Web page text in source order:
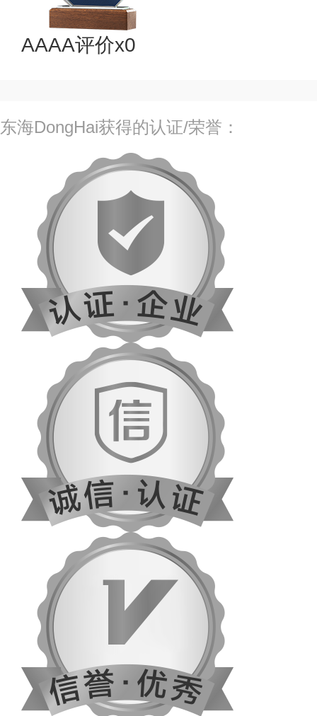
AAAA评价x0
东海DongHai获得的认证/荣誉：